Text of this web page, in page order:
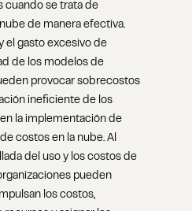
cuando se trata de
de manera efectiva.
el gasto excesivo de
de los modelos de
provocar sobrecostos
ineficiente de los
la implementación de
costos en la nube. Al
del uso y los costos de
pueden
los costos,